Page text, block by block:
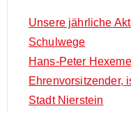
Unsere jährliche
Schulwege
Hans-Peter
Ehrenvorsitzender,
Stadt Nierstein